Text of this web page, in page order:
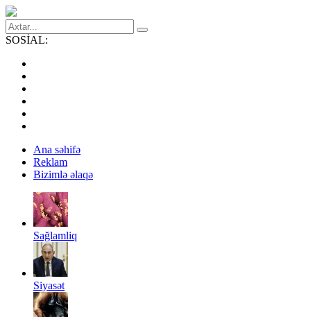
SOSİAL:
Ana səhifə
Reklam
Bizimlə əlaqə
Sağlamliq
Siyasət